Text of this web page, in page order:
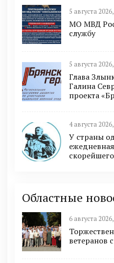
5 августа
МО МВД
службу
5 августа
Глава
Галина
проекта
4 августа
У страны
Областные
6 августа
ветеранов